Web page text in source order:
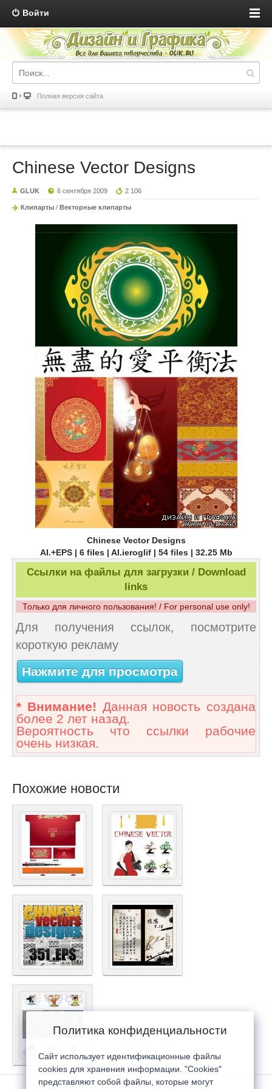
Войти
Полная версия сайта
Chinese Vector Designs
GLUK 6 сентября 2009 2 106
Клипарты / Векторные клипарты
Chinese Vector Designs
AI.+EPS | 6 files | AI.ieroglif | 54 files | 32.25 Mb
Ссылки на файлы для загрузки / Download
links
Только для личного пользования! / For personal use only!
Для получения ссылок, посмотрите
короткую рекламу
Нажмите для просмотра
* Внимание! Данная новость создана
более 2 лет назад.
Вероятность что ссылки рабочие
очень низкая.
Похожие новости
Политика конфиденциальности
Сайт использует идентификационные файлы
cookies для хранения информации. "Cookies"
представляют собой файлы, которые могут